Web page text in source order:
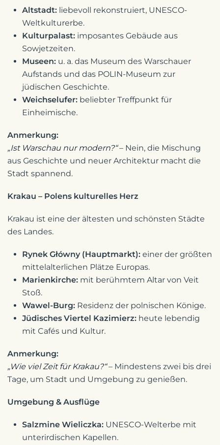
Altstadt: liebevoll rekonstruiert, UNESCO-
Weltkulturerbe.
Kulturpalast: imposantes Gebäude aus
Sowjetzeiten.
Museen: u. a. das Museum des Warschauer
Aufstands und das POLIN-Museum zur
jüdischen Geschichte.
Weichselufer: beliebter Treffpunkt für
Einheimische.
Anmerkung:
„Ist Warschau nur modern?“– Nein, die Mischung
aus Geschichte und neuer Architektur macht die
Stadt spannend.
Krakau – Polens kulturelles Herz
Krakau ist eine der ältesten und schönsten Städte
des Landes.
Rynek Główny (Hauptmarkt): einer der größten
mittelalterlichen Plätze Europas.
Marienkirche: mit berühmtem Altar von Veit
Stoß.
Wawel-Burg: Residenz der polnischen Könige.
Jüdisches Viertel Kazimierz: heute lebendig
mit Cafés und Kultur.
Anmerkung:
„Wie viel Zeit für Krakau?“– Mindestens zwei bis drei
Tage, um Stadt und Umgebung zu genießen.
Umgebung & Ausflüge
Salzmine Wieliczka: UNESCO-Welterbe mit
unterirdischen Kapellen.